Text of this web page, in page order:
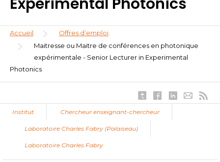
Fil
d'Ariane
Accueil
Offres d’emploi
Maitresse ou Maitre de conférences en photonique
expérimentale - Senior Lecturer in Experimental
Photonics
Institut Chercheur enseignant-chercheur
Laboratoire Charles Fabry (Palaiseau)
Laboratoire Charles Fabry